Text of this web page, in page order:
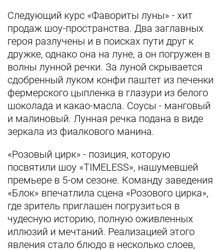
Следующий курс «Фавориты луны» - хит
продаж шоу-пространства. Два заглавных
героя разлучены и в поисках пути друг к
дружке, однако она на луне, а он погружен в
волны лунной речки. За луной скрывается
сдобренный луком конфи паштет из печенки
фермерского цыпленка в глазури из белого
шоколада и какао-масла. Соусы - манговый
и малиновый. Лунная речка подана в виде
зеркала из фиалкового манина.
«Розовый цирк» - позиция, которую
посвятили шоу «TIMELESS», нашумевшей
премьере в 5-ом сезоне. Команду заведения
«Блок» впечатлила сцена «Розового цирка»,
где зритель приглашен погрузиться в
чудесную историю, полную оживленных
иллюзий и мечтаний. Реализацией этого
явления стало блюдо в несколько слоев,